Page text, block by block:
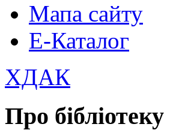
Мапа сайту
Е-Каталог
ХДАК
Про бібліотеку